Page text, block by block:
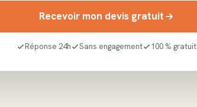
Recevoir mon devis gratuit
Réponse 24h Sans engagement 100 % gratuit